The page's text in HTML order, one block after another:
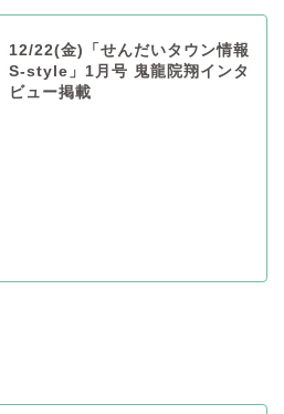
12/22(金)「せんだいタウン情報
S-style」1月号 鬼龍院翔インタ
ビュー掲載